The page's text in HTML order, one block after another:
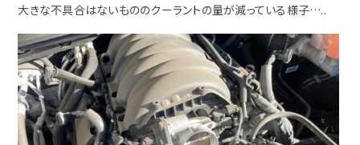
大きな不具合はないもののクーラントの量が減っている様子…..